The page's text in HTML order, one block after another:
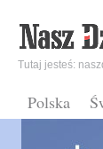
Polska
Tutaj jesteś: